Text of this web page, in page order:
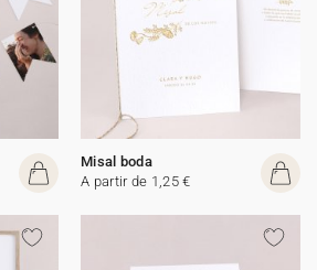
Misal boda
A partir de 1,25 €